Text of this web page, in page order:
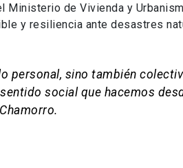
de Vivienda y
y resiliencia ante desastres
personal, sino también
social que hacemos